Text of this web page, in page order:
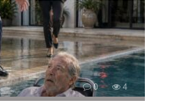
0 4